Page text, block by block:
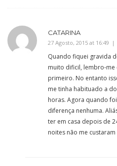
CATARINA
27 Agosto, 2015 at 16:49
Quando fiquei gravida
muito dificil, lembro-
primeiro. No entanto
me tinha habituado a
horas. Agora quando
diferença nenhuma.
ter em casa depois de
noites não me